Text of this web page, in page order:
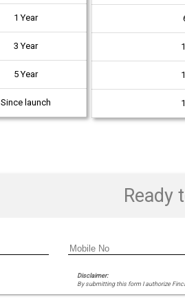
1 Year
3 Year
5 Year
Since launch
Ready
Disclaimer:
By submitting this form I authorize